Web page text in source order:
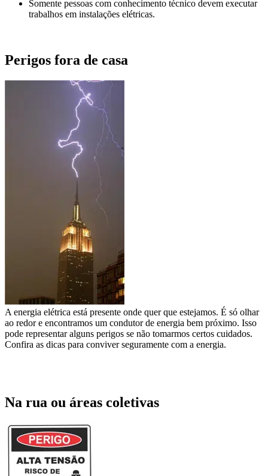
Somente pessoas com conhecimento técnico devem executar
trabalhos em instalações elétricas.
Perigos fora de casa
A energia elétrica está presente onde quer que estejamos. É só olhar
ao redor e encontramos um condutor de energia bem próximo. Isso
pode representar alguns perigos se não tomarmos certos cuidados.
Confira as dicas para conviver seguramente com a energia.
Na rua ou áreas coletivas